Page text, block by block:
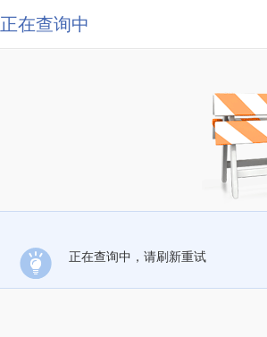
正在查询中
正在查询中，请刷新重试